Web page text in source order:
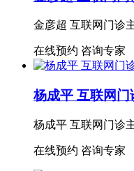
金彦超 互联网门诊
在线预约 咨询专家
杨成平 互联网门
杨成平 互联网门诊
在线预约 咨询专家